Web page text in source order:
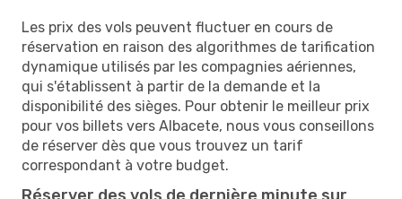
Les prix des vols peuvent fluctuer en cours de
réservation en raison des algorithmes de tarification
dynamique utilisés par les compagnies aériennes,
qui s'établissent à partir de la demande et la
disponibilité des sièges. Pour obtenir le meilleur prix
pour vos billets vers Albacete, nous vous conseillons
de réserver dès que vous trouvez un tarif
correspondant à votre budget.